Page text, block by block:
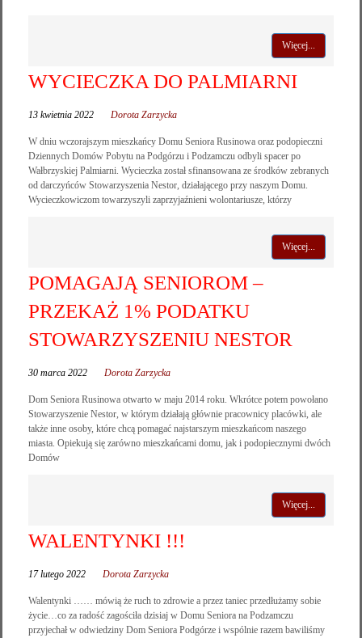
Więcej...
WYCIECZKA DO PALMIARNI
13 kwietnia 2022 Dorota Zarzycka
W dniu wczorajszym mieszkańcy Domu Seniora Rusinowa oraz podopieczni
Dziennych Domów Pobytu na Podgórzu i Podzamczu odbyli spacer po
Wałbrzyskiej Palmiarni. Wycieczka został sfinansowana ze środków zebranych
od darczyńców Stowarzyszenia Nestor, działającego przy naszym Domu.
Wycieczkowiczom towarzyszyli zaprzyjaźnieni wolontariusze, którzy
Więcej...
POMAGAJĄ SENIOROM –
PRZEKAŻ 1% PODATKU
STOWARZYSZENIU NESTOR
30 marca 2022 Dorota Zarzycka
Dom Seniora Rusinowa otwarto w maju 2014 roku. Wkrótce potem powołano
Stowarzyszenie Nestor, w którym działają głównie pracownicy placówki, ale
także inne osoby, które chcą pomagać najstarszym mieszkańcom naszego
miasta. Opiekują się zarówno mieszkańcami domu, jak i podopiecznymi dwóch
Domów
Więcej...
WALENTYNKI !!!
17 lutego 2022 Dorota Zarzycka
Walentynki …… mówią że ruch to zdrowie a przez taniec przedłużamy sobie
życie…co za radość zagościła dzisiaj w Domu Seniora na Podzamczu
przyjechał w odwiedziny Dom Seniora Podgórze i wspólnie razem bawiliśmy